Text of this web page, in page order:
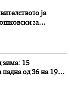
ја
за
зима: 15
падна од 36 на 19